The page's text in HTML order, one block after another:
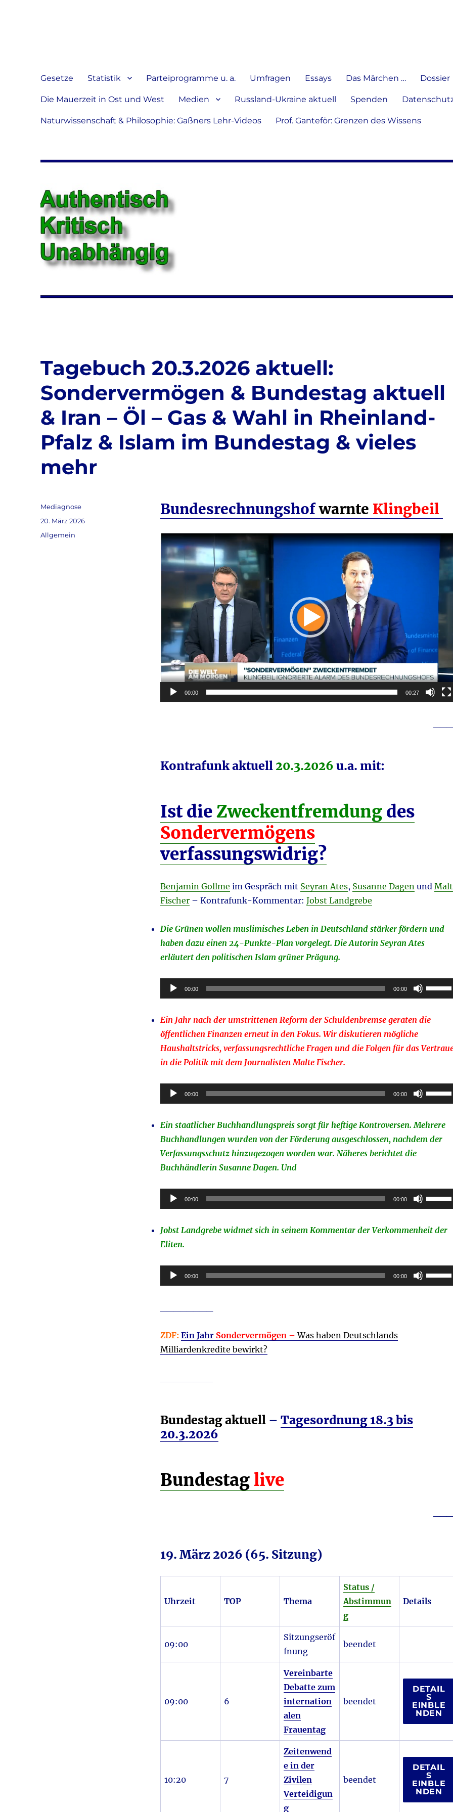
verbreiten
Gesetze Statistik Parteiprogramme u. a. Umfragen Essays Das Märchen … Dossier
Die Mauerzeit in Ost und West Medien Russland-Ukraine aktuell Spenden
Naturwissenschaft & Philosophie: Gaßners Lehr-Videos Prof. Ganteför: Grenzen des Wissens
Tagebuch 20.3.2026 aktuell:
Sondervermögen & Bundestag aktuell
& Iran – Öl – Gas & Wahl in Rheinland-
Pfalz & Islam im Bundestag & vieles
mehr
Bundesrechnungshofwarnte Klingbeil
Video-
Player
00:00 00:27
Kontrafunk aktuell 20.3.2026 u.a. mit:
Ist dieZweckentfremdungdes
Sondervermögens
verfassungswidrig?
Benjamin Gollme im Gespräch mit Seyran Ates, Susanne Dagen und
Fischer– Kontrafunk-Kommentar: Jobst Landgrebe
Die Grünen wollen muslimisches Leben in Deutschland stärker fördern und
haben dazu einen 24-Punkte-Plan vorgelegt. Die Autorin Seyran Ates
erläutert den politischen Islam grüner Prägung.
Audio-
Player
00:00 00:00
Hoch/
regeln.
Ein Jahr nach der umstrittenen Reform der Schuldenbremse geraten die
öffentlichen Finanzen erneut in den Fokus. Wir diskutieren mögliche
Haushaltstricks, verfassungsrechtliche Fragen und die Folgen für das
in die Politik mit dem Journalisten Malte Fischer.
Audio-
Player
00:00 00:00
Hoch/
regeln.
Ein staatlicher Buchhandlungspreis sorgt für heftige Kontroversen. Mehrere
Buchhandlungen wurden von der Förderung ausgeschlossen, nachdem der
Verfassungsschutz hinzugezogen worden war. Näheres berichtet die
Buchhändlerin Susanne Dagen. Und
Audio-
Player
00:00 00:00
Hoch/
zu
Jobst Landgrebe widmet sich in seinem Kommentar der Verkommenheit der
Eliten.
Audio-
Player
00:00 00:00
Hoch/
ZDF: Ein Jahr Sondervermögen –Was haben Deutschlands
Milliardenkredite bewirkt?
Bundestag aktuell– Tagesordnung 18.3 bis
20.3.2026
Bundestaglive
19. März 2026 (65. Sitzung)
Uhrzeit TOP Thema
Status /
Abstimmun
g
Details
09:00
Sitzungseröf
fnung
beendet
09:00 6
Vereinbarte
Debatte zum
internation
alen
Frauentag
beendet
DETAIL
S
EINBLE
NDEN
10:20 7
Zeitenwend
e in der
Zivilen
Verteidigun
g
beendet
DETAIL
S
EINBLE
NDEN
Autor
Mediagnose
Veröffentlicht
am
20. März 2026
Kategorien
Allgemein